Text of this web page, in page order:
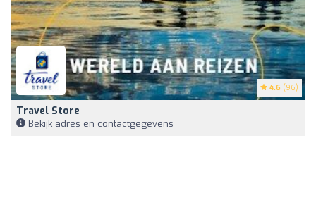
4.6 (96)
Travel Store
Bekijk adres en contactgegevens